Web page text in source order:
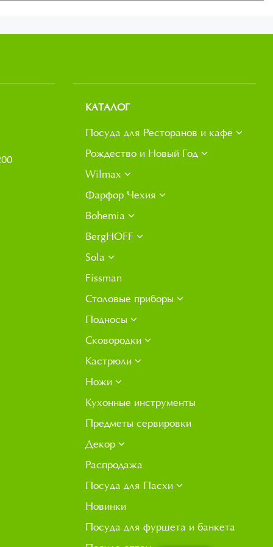
КАТАЛОГ
Посуда для Ресторанов и кафе
Рождество и Новый Год
Wilmax
Фарфор Чехия
Bohemia
BergHOFF
Sola
Fissman
Столовые приборы
Подносы
Сковородки
Кастрюли
Ножи
Кухонные инструменты
Предметы сервировки
Декор
Распродажа
Посуда для Пасхи
Новинки
Посуда для фуршета и банкета